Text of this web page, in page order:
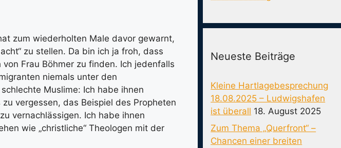
zum wiederholten Male davor gewarnt,
zu stellen. Da bin ich ja froh, dass
Frau Böhmer zu finden. Ich jedenfalls
niemals unter den
Muslime: Ich habe ihnen
vergessen, das Beispiel des Propheten
vernachlässigen. Ich habe ihnen
wie „christliche“ Theologen mit der
Neueste Beiträge
Kleine Hartlagebesprechung
18.08.2025 – Ludwigshafen
ist überall 18. August 2025
Zum Thema „Querfront“ –
Chancen einer breiten